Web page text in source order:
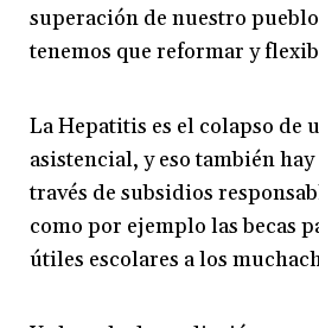
superación de nuestro
tenemos que reformar y
La Hepatitis es el colapso de
asistencial, y eso también
través de subsidios
como por ejemplo las becas
útiles escolares a los